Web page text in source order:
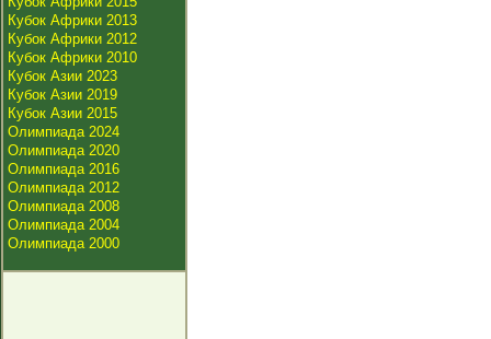
Кубок Африки 2013
Кубок Африки 2012
Кубок Африки 2010
Кубок Азии 2023
Кубок Азии 2019
Кубок Азии 2015
Олимпиада 2024
Олимпиада 2020
Олимпиада 2016
Олимпиада 2012
Олимпиада 2008
Олимпиада 2004
Олимпиада 2000